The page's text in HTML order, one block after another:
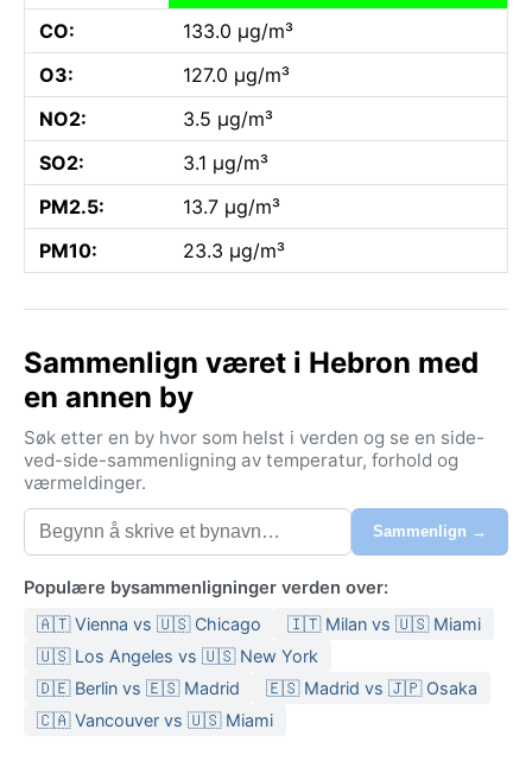
CO:
133.0 µg/m³
O3:
127.0 µg/m³
NO2:
3.5 µg/m³
SO2:
3.1 µg/m³
PM2.5:
13.7 µg/m³
PM10:
23.3 µg/m³
Sammenlign været i Hebron med
en annen by
Søk etter en by hvor som helst i verden og se en side-
ved-side-sammenligning av temperatur, forhold og
værmeldinger.
Sammenlign →
Populære bysammenligninger verden over:
🇦🇹 Vienna vs 🇺🇸 Chicago
🇮🇹 Milan vs 🇺🇸 Miami
🇺🇸 Los Angeles vs 🇺🇸 New York
🇩🇪 Berlin vs 🇪🇸 Madrid
🇪🇸 Madrid vs 🇯🇵 Osaka
🇨🇦 Vancouver vs 🇺🇸 Miami